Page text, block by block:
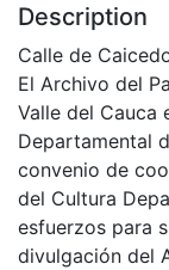
Description
Calle de
El Archivo del
Valle del Cauca
Departamental
convenio de
del Cultura
esfuerzos para
divulgación del